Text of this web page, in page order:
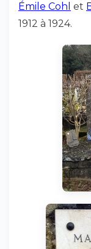
Émile Cohl et
1912 à 1924.